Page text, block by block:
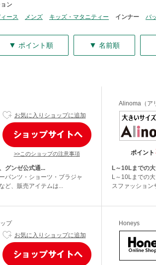
ン
ース メンズ キッズ・マタニティー インナー バ
▼ ポイント順 ▼ 名前順
お気に入りショップに追加
>>このショップの注意事項
グンゼ公式通...
パンツ・ショーツ・ブラジャ
ど、販売アイテムは...
Alinoma（ア
ポイント
L～10Lまでの
L～10Lまでの
スファッション
プ
お気に入りショップに追加
Honeys